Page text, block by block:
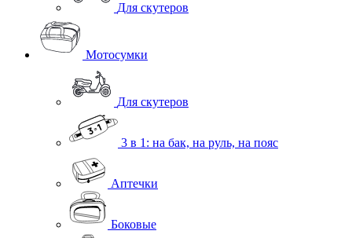
Для скутеров
Мотосумки
Для скутеров
3 в 1: на бак, на руль, на пояс
Аптечки
Боковые